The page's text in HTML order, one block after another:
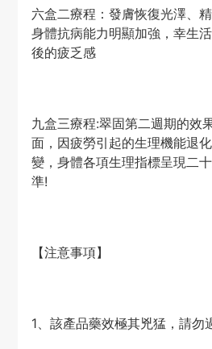
六盒二療程：發膚恢復光澤、
身體抗病能力明顯加強，幸生
後的疲乏感
九盒三療程:翠固第二週期的效
面，因疲勞引起的生理機能退
變，身體各項生理指標呈現二
準!
【注意事項】
1、該產品藥效極其兇猛，請勿